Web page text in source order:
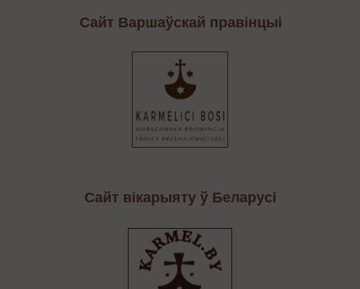
Сайт вікарыяту ў Беларусі
Cайт Варшаўскай правінцыі